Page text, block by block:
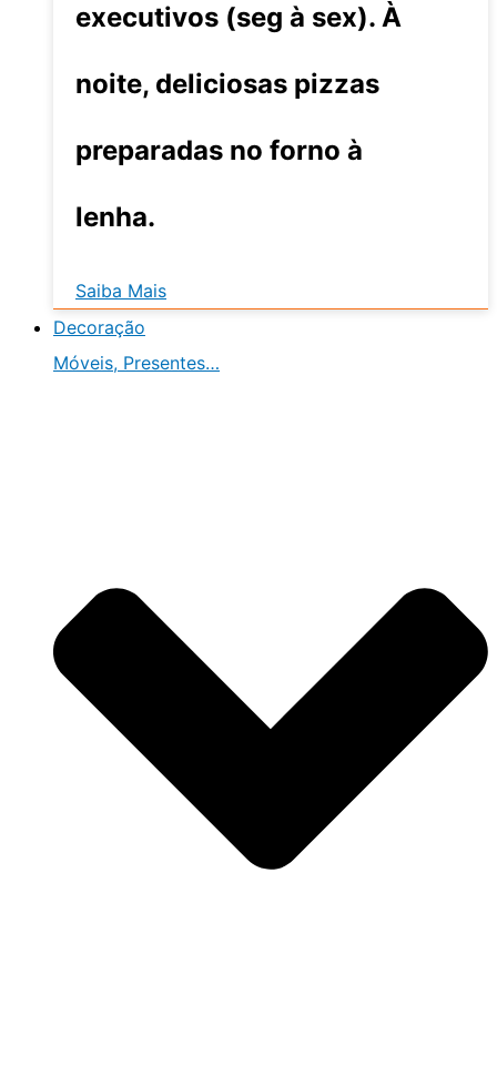
executivos (seg à sex). À
noite, deliciosas pizzas
preparadas no forno à
lenha.
Saiba Mais
Decoração
Móveis, Presentes…